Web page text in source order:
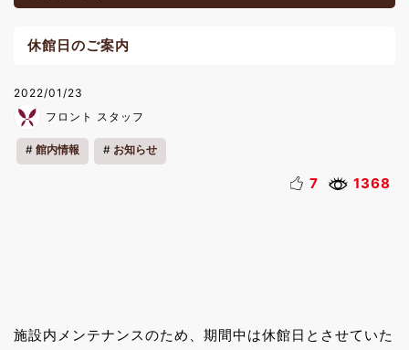
休館日のご案内
2022/01/23
フロント スタッフ
館内情報 お知らせ
7 1368
施設内メンテナンスのため、期間中は休館日とさせていた